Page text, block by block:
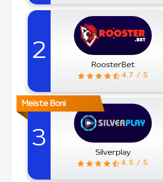
2
RoosterBet
4.7 / 5
Meiste Boni
3
Silverplay
4.5 / 5